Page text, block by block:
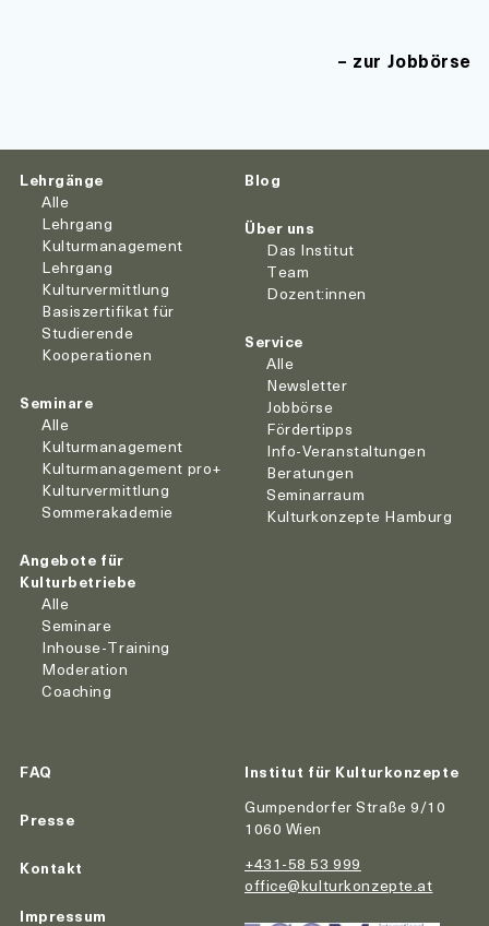
zur Jobbörse
Lehrgänge
Alle
Lehrgang
Kulturmanagement
Lehrgang
Kulturvermittlung
Basiszertifikat für
Studierende
Kooperationen
Seminare
Alle
Kulturmanagement
Kulturmanagement pro+
Kulturvermittlung
Sommerakademie
Angebote für
Kulturbetriebe
Alle
Seminare
Inhouse-Training
Moderation
Coaching
Blog
Über uns
Das Institut
Team
Dozent:innen
Service
Alle
Newsletter
Jobbörse
Fördertipps
Info-Veranstaltungen
Beratungen
Seminarraum
Kulturkonzepte Hamburg
FAQ
Presse
Kontakt
Impressum
Institut für Kulturkonzepte
Gumpendorfer Straße 9/10
1060 Wien
+431-58 53 999
office@kulturkonzepte.at